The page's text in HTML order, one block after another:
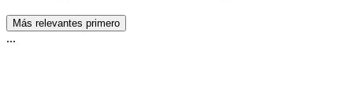
Más relevantes primero
...